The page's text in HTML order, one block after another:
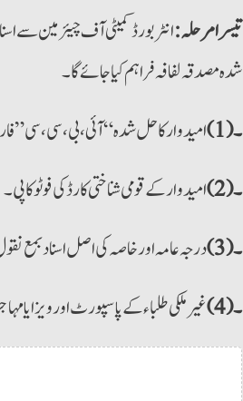
تیسرامرحلہ:انٹر بورڈ کمیٹی آف چیئرمین
شدہ مصدقہ لفافہ فراہم کیا جائے گا۔
۔(1)
امیدوار کا حل شدہ “آئی،بی،سی،سی”
۔(2)
امیدوار کے قومی شناختی کارڈ کی فوٹو کاپی۔
۔(3) درجہ عامہ اور خاصہ کی اصل اسناد
۔(4)
غیرملکی طلباء کے پاسپورٹ اورویزا یا